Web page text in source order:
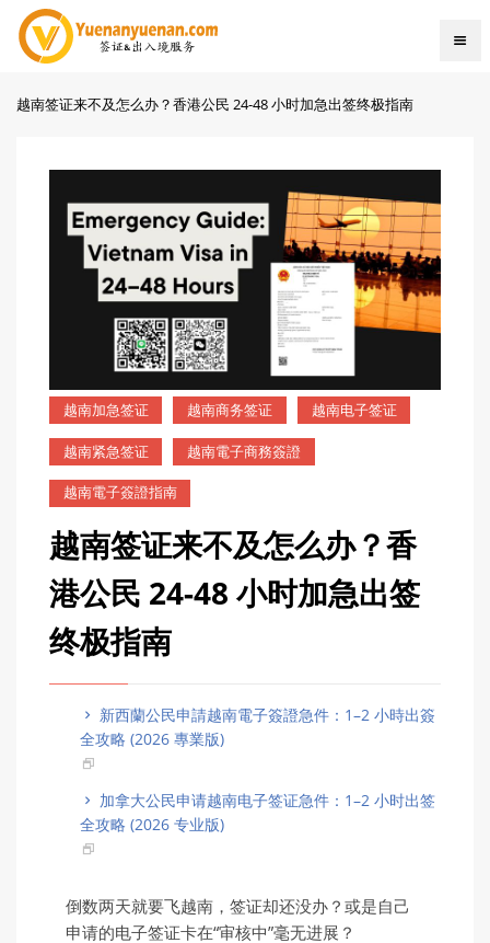
越南签证来不及怎么办？香港公民 24-48 小时加急出签终极指南
越南加急签证 越南商务签证 越南电子签证
越南紧急签证 越南電子商務簽證
越南電子簽證指南
越南签证来不及怎么办？香
港公民 24-48 小时加急出签
终极指南
新西蘭公民申請越南電子簽證急件：1–2 小時出簽
全攻略 (2026 專業版)
加拿大公民申请越南电子签证急件：1–2 小时出签
全攻略 (2026 专业版)
倒数两天就要飞越南，签证却还没办？或是自己
申请的电子签证卡在“审核中”毫无进展？